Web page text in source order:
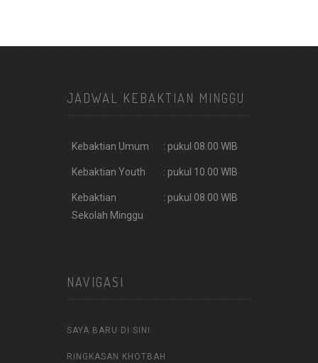
JADWAL KEBAKTIAN MINGGU
Kebaktian Umum : pukul 08.00 WIB
Kebaktian Youth : pukul 10.00 WIB
Kebaktian
Sekolah Minggu
: pukul 08.00 WIB
NAVIGASI
SAYA BARU DI SINI
RINGKASAN KHOTBAH